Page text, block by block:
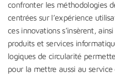
confronter les méthodologies
centrées sur l’expérience
ces innovations s’insèrent,
produits et services
logiques de circularité
pour la mettre aussi au